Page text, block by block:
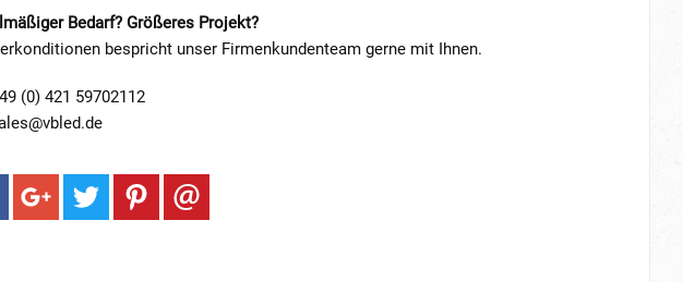
Bedarf? Größeres Projekt?
bespricht unser Firmenkundenteam gerne mit Ihnen.
(0) 421 59702112